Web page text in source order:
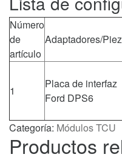
Número
de
artículo
Adaptadores/
1
Placa de interfaz
Ford DPS6
Categoría: Módulos TCU
Productos